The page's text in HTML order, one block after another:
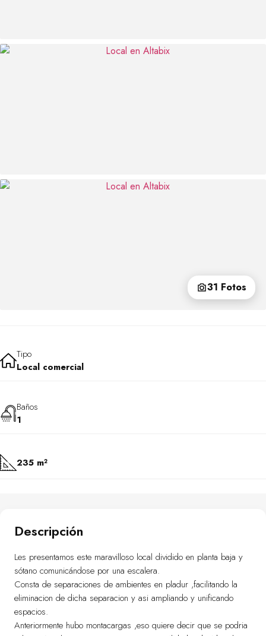
31 Fotos
Tipo
Local comercial
Baños
1
235 m²
Descripción
Les presentamos este maravilloso local dividido en planta baja y
sótano comunicándose por una escalera.
Consta de separaciones de ambientes en pladur ,facilitando la
eliminacion de dicha separacion y asi ampliando y unificando
espacios.
Anteriormente hubo montacargas ,eso quiere decir que se podria